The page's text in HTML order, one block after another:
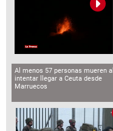
Al menos 57 personas mueren al
intentar llegar a Ceuta desde
Marruecos